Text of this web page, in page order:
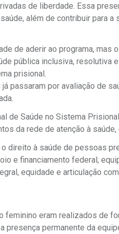
de liberdade. Essa
além de contribuir para a
de aderir ao programa, mas
pública inclusiva, resolutiva
prisional.
passaram por avaliação de
de Saúde no Sistema
da rede de atenção à
direito à saúde de pessoas
e financiamento federal;
equidade e articulação
eram realizados de
presença permanente da